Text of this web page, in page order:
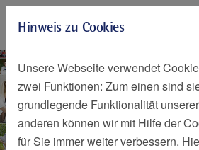
Zur Hauptnavigation springen
Zum Seiteninhalt springen
Zum Seitenende springen
Home Herzlich
Hinweis zu Cookies
Unsere Webseite verwendet
zwei Funktionen: Zum einen sind
grundlegende Funktionalität
anderen können wir mit Hilfe der
für Sie immer weiter verbessern.